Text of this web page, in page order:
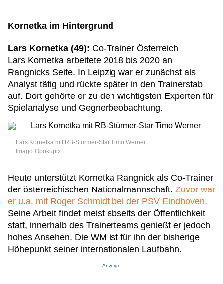
Kornetka im Hintergrund
Lars Kornetka (49): Co-Trainer Österreich
Lars Kornetka arbeitete 2018 bis 2020 an
Rangnicks Seite. In Leipzig war er zunächst als
Analyst tätig und rückte später in den Trainerstab
auf. Dort gehörte er zu den wichtigsten Experten für
Spielanalyse und Gegnerbeobachtung.
Lars Kornetka mit RB-Stürmer-Star Timo Werner
Imago Opokupix
Heute unterstützt Kornetka Rangnick als Co-Trainer
der österreichischen Nationalmannschaft. Zuvor war
er u.a. mit Roger Schmidt bei der PSV Eindhoven.
Seine Arbeit findet meist abseits der Öffentlichkeit
statt, innerhalb des Trainerteams genießt er jedoch
hohes Ansehen. Die WM ist für ihn der bisherige
Höhepunkt seiner internationalen Laufbahn.
Anzeige